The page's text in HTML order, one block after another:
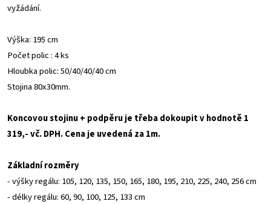
vyžádání.
Výška: 195 cm
Počet polic : 4 ks
Hloubka polic: 50/40/40/40 cm
Stojina 80x30mm.
Koncovou stojinu + podpěru je třeba dokoupit v hodnotě 1
319,- vč. DPH. Cena je uvedená za 1m.
Základní rozměry
- výšky regálu: 105, 120, 135, 150, 165, 180, 195, 210, 225, 240, 256 cm
- délky regálu: 60, 90, 100, 125, 133 cm